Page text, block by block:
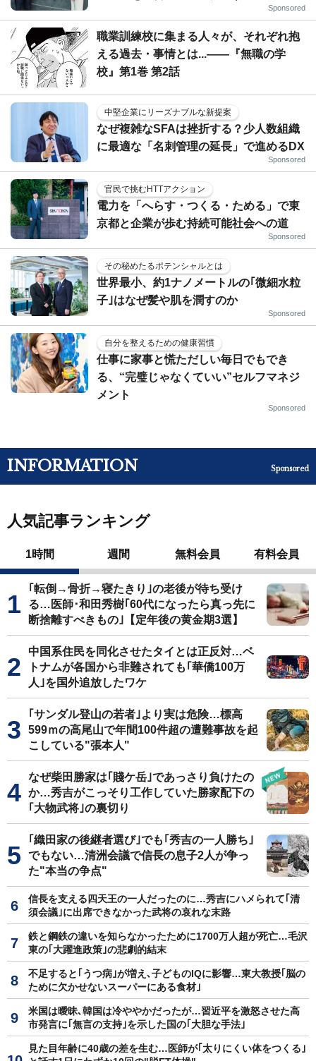
Sponsored
職業訓練校に集まる人々が、それぞれ抱
える過去・事情とは...――『無職の学
校』第1巻 第2話
中堅企業にリーズナブルな新提案
なぜ複雑なSFAは挫折する？少人数組織
に最適な「名刺管理の延長」で進めるDX
Sponsored
官民で挑むHTTアクション
電力を「へらす・つくる・ためる」で東
京都と企業が歩む持続可能社会への道
Sponsored
その秘めたるポテンシャルとは
世界最小、約1ナノメートルの｢微細水粒
子｣はなぜ髪や肌を潤すのか
Sponsored
自分を整えるための健康習慣
仕事に家事と慌ただしい毎日でもでき
る、“完璧じゃなくていい”セルフマネジ
メント
Sponsored
INFORMATION Sponsored
人気記事ランキング
1時間 週間 無料会員 有料会員
｢転倒→骨折→寝たきり｣の老後が待ち受け
る…医師･和田秀樹｢60代になったら真っ先に
断捨離すべきもの｣【定年後の黄金期3選】
中国系住民を同化させたタイとは正反対…ベ
トナムが各国から非難されても｢華僑100万
人｣を国外追放したワケ
｢サンダル登山の若者｣より実は危険…標高
599ｍの高尾山で年間100件超の遭難事故を起
こしている"張本人"
なぜ柴田勝家は｢賤ケ岳｣であっさり負けたの
か…秀吉がこっそり工作していた勝家配下の
｢大物武将｣の裏切り
｢織田家の後継者選び｣でも｢秀吉の一人勝ち｣
でもない…清洲会議で信長の息子2人が争っ
た"本当の争点"
信長を支える四天王の一人だったのに…秀吉にハメられて｢清
須会議｣に出席できなかった武将の哀れな末路
鉄と鋼鉄の違いを知らなかったために1700万人超が死亡…毛沢
東の｢大躍進政策｣の悲劇的結末
不足すると｢うつ病｣が増え､子どものIQに影響…東大教授｢脳の
ために欠かせないスーパーにある食材｣
米国は曖昧､韓国は冷ややかだったが…習近平を激怒させた高
市発言に｢無言の支持｣を示した国の｢大胆な手法｣
見た目年齢に40歳の差を生む…医師が｢太りにくい体をつくる｣